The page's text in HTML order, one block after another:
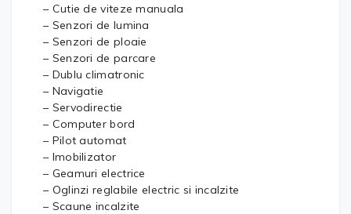
– Cutie de viteze manuala
– Senzori de lumina
– Senzori de ploaie
– Senzori de parcare
– Dublu climatronic
– Navigatie
– Servodirectie
– Computer bord
– Pilot automat
– Imobilizator
– Geamuri electrice
– Oglinzi reglabile electric si incalzite
– Scaune incalzite